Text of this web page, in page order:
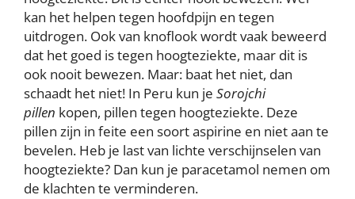
kan het helpen tegen hoofdpijn en tegen
uitdrogen. Ook van knoflook wordt vaak beweerd
dat het goed is tegen hoogteziekte, maar dit is
ook nooit bewezen. Maar: baat het niet, dan
schaadt het niet! In Peru kun je Sorojchi
pillen kopen, pillen tegen hoogteziekte. Deze
pillen zijn in feite een soort aspirine en niet aan te
bevelen. Heb je last van lichte verschijnselen van
hoogteziekte? Dan kun je paracetamol nemen om
de klachten te verminderen.